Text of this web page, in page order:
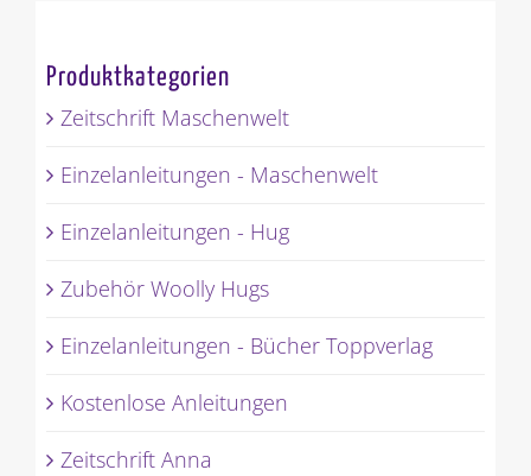
Produktkategorien
Zeitschrift Maschenwelt
Einzelanleitungen - Maschenwelt
Einzelanleitungen - Hug
Zubehör Woolly Hugs
Einzelanleitungen - Bücher Toppverlag
Kostenlose Anleitungen
Zeitschrift Anna